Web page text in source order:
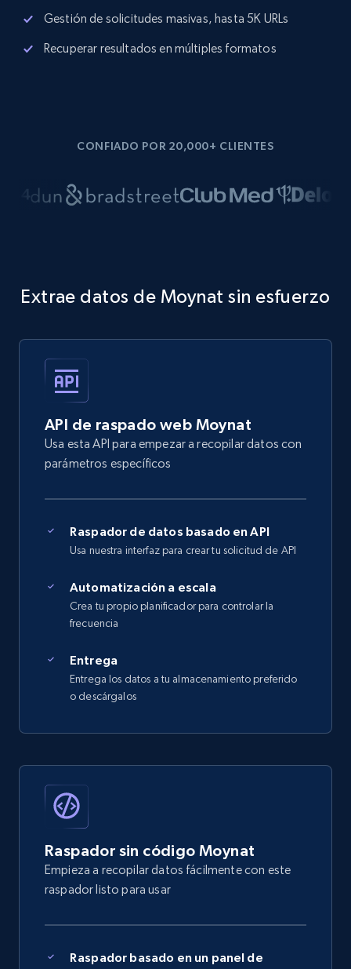
Gestión de solicitudes masivas, hasta 5K URLs
Recuperar resultados en múltiples formatos
CONFIADO POR 20,000+ CLIENTES
Extrae datos de Moynat sin esfuerzo
API de raspado web Moynat
Usa esta API para empezar a recopilar datos con
parámetros específicos
Raspador de datos basado en API
Usa nuestra interfaz para crear tu solicitud de API
Automatización a escala
Crea tu propio planificador para controlar la
frecuencia
Entrega
Entrega los datos a tu almacenamiento preferido
o descárgalos
Raspador sin código Moynat
Empieza a recopilar datos fácilmente con este
raspador listo para usar
Raspador basado en un panel de